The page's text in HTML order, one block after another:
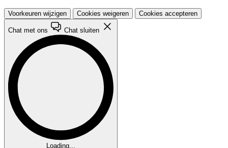
Voorkeuren wijzigen Cookies weigeren Cookies accepteren
Chat met ons Chat sluiten
Loading...